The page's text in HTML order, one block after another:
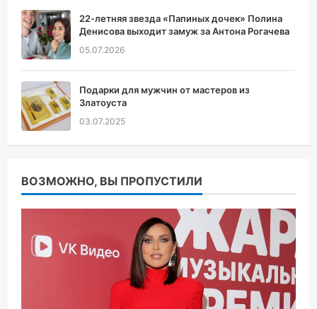
22-летняя звезда «Папиных дочек» Полина
Денисова выходит замуж за Антона Рогачева
05.07.2026
Подарки для мужчин от мастеров из
Златоуста
03.07.2025
ВОЗМОЖНО, ВЫ ПРОПУСТИЛИ